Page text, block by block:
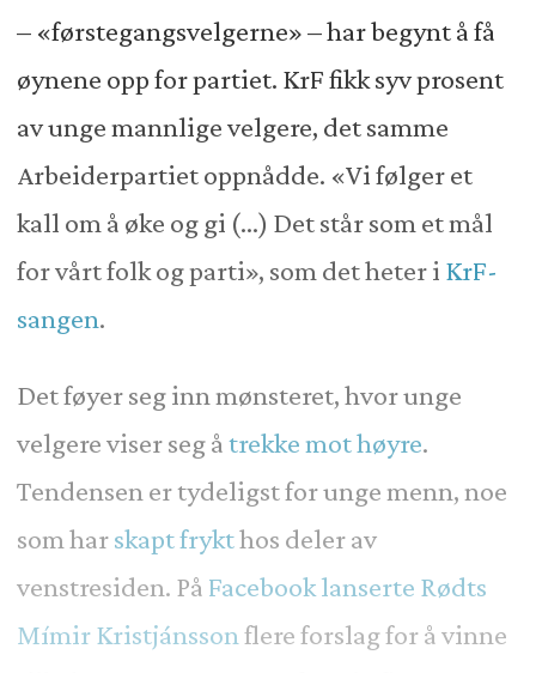
– «førstegangsvelgerne» – har begynt å få
øynene opp for partiet. KrF fikk syv prosent
av unge mannlige velgere, det samme
Arbeiderpartiet oppnådde. «Vi følger et
kall om å øke og gi (...) Det står som et mål
for vårt folk og parti», som det heter i KrF-
sangen.
Det føyer seg inn mønsteret, hvor unge
velgere viser seg åtrekke mot høyre.
Tendensen er tydeligst for unge menn, noe
som harskapt frykthos deler av
venstresiden. På Facebook lanserte Rødts
Mímir Kristjánsson flere forslag for å vinne